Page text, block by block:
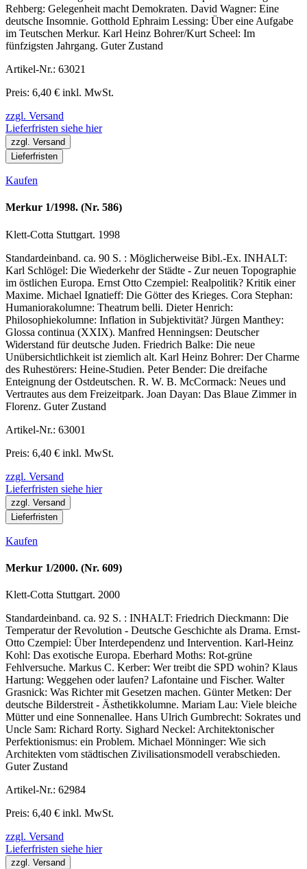
Rehberg: Gelegenheit macht Demokraten. David Wagner: Eine
deutsche Insomnie. Gotthold Ephraim Lessing: Über eine Aufgabe
im Teutschen Merkur. Karl Heinz Bohrer/Kurt Scheel: Im
fünfzigsten Jahrgang. Guter Zustand
Artikel-Nr.: 63021
Preis: 6,40 € inkl. MwSt.
zzgl. Versand
Lieferfristen siehe hier
zzgl. Versand
Lieferfristen
Kaufen
Merkur 1/1998. (Nr. 586)
Klett-Cotta Stuttgart. 1998
Standardeinband. ca. 90 S. : Möglicherweise Bibl.-Ex. INHALT:
Karl Schlögel: Die Wiederkehr der Städte - Zur neuen Topographie
im östlichen Europa. Ernst Otto Czempiel: Realpolitik? Kritik einer
Maxime. Michael Ignatieff: Die Götter des Krieges. Cora Stephan:
Humaniorakolumne: Theatrum belli. Dieter Henrich:
Philosophiekolumne: Inflation in Subjektivität? Jürgen Manthey:
Glossa continua (XXIX). Manfred Henningsen: Deutscher
Widerstand für deutsche Juden. Friedrich Balke: Die neue
Unübersichtlichkeit ist ziemlich alt. Karl Heinz Bohrer: Der Charme
des Ruhestörers: Heine-Studien. Peter Bender: Die dreifache
Enteignung der Ostdeutschen. R. W. B. McCormack: Neues und
Vertrautes aus dem Freizeitpark. Joan Dayan: Das Blaue Zimmer in
Florenz. Guter Zustand
Artikel-Nr.: 63001
Preis: 6,40 € inkl. MwSt.
zzgl. Versand
Lieferfristen siehe hier
zzgl. Versand
Lieferfristen
Kaufen
Merkur 1/2000. (Nr. 609)
Klett-Cotta Stuttgart. 2000
Standardeinband. ca. 92 S. : INHALT: Friedrich Dieckmann: Die
Temperatur der Revolution - Deutsche Geschichte als Drama. Ernst-
Otto Czempiel: Über Interdependenz und Intervention. Karl-Heinz
Kohl: Das exotische Europa. Eberhard Moths: Rot-grüne
Fehlversuche. Markus C. Kerber: Wer treibt die SPD wohin? Klaus
Hartung: Weggehen oder laufen? Lafontaine und Fischer. Walter
Grasnick: Was Richter mit Gesetzen machen. Günter Metken: Der
deutsche Bilderstreit - Ästhetikkolumne. Mariam Lau: Viele bleiche
Mütter und eine Sonnenallee. Hans Ulrich Gumbrecht: Sokrates und
Uncle Sam: Richard Rorty. Sighard Neckel: Architektonischer
Perfektionismus: ein Problem. Michael Mönninger: Wie sich
Architekten vom städtischen Zivilisationsmodell verabschieden.
Guter Zustand
Artikel-Nr.: 62984
Preis: 6,40 € inkl. MwSt.
zzgl. Versand
Lieferfristen siehe hier
zzgl. Versand